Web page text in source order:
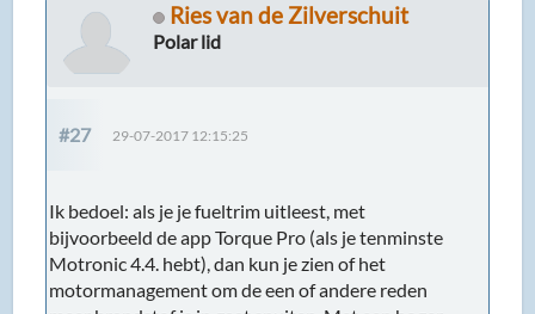
Ries van de Zilverschuit
Polar lid
#27 29-07-2017 12:15:25
Ik bedoel: als je je fueltrim uitleest, met
bijvoorbeeld de app Torque Pro (als je tenminste
Motronic 4.4. hebt), dan kun je zien of het
motormanagement om de een of andere reden